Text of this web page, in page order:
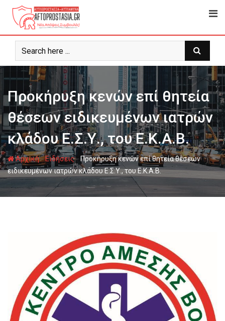
Ψάχνω
για...
Προκήρυξη κενών επί θητεία
θέσεων ειδικευμένων ιατρών
κλάδου Ε.Σ.Υ., του Ε.Κ.Α.Β.
Αρχική-Ειδήσεις- Προκήρυξη κενών επί θητεία θέσεων
ειδικευμένων ιατρών κλάδου Ε.Σ.Υ., του Ε.Κ.Α.Β.